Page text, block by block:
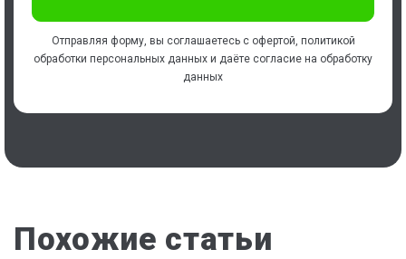
Отправляя форму, вы соглашаетесь с офертой, политикой
обработки персональных данных и даёте согласие на обработку
данных
Похожие статьи